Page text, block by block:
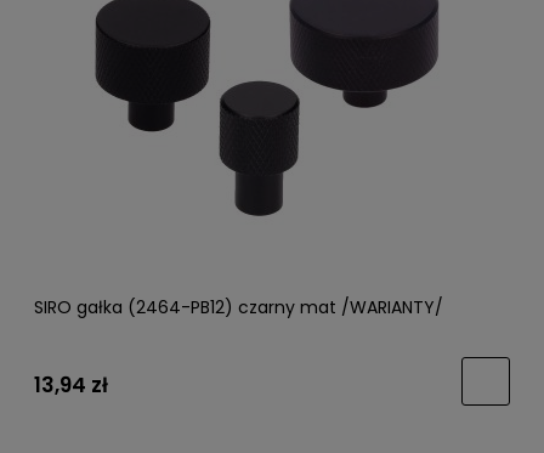
SIRO gałka (2464-PB12) czarny mat /WARIANTY/
13,94 zł